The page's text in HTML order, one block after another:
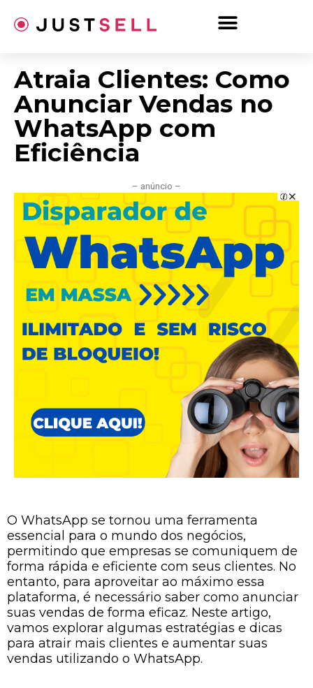
para
Atraia Clientes: Como
Anunciar Vendas no
WhatsApp com
Eficiência
– anúncio –
O WhatsApp se tornou uma ferramenta
essencial para o mundo dos negócios,
permitindo que empresas se comuniquem de
forma rápida e eficiente com seus clientes. No
entanto, para aproveitar ao máximo essa
plataforma, é necessário saber como anunciar
suas vendas de forma eficaz. Neste artigo,
vamos explorar algumas estratégias e dicas
para atrair mais clientes e aumentar suas
vendas utilizando o WhatsApp.